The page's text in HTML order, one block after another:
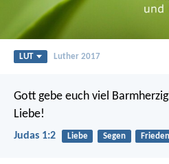
LUT Luther 2017
Gott gebe euch viel
Liebe!
Judas 1:2 Liebe Segen Frieden